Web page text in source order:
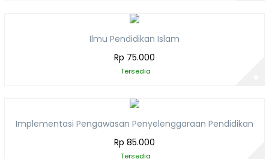
Ilmu Pendidikan Islam
Rp 75.000
Tersedia
Implementasi Pengawasan Penyelenggaraan Pendidikan
Rp 85.000
Tersedia